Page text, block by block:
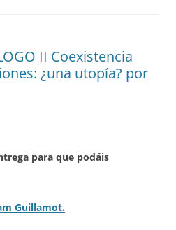
II Coexistencia
¿una utopía? por
para que podáis
Guillamot.